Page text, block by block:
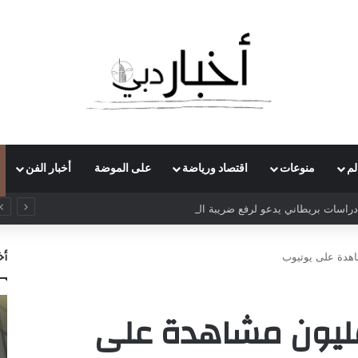
منوعات اقتصاد ورياضة على الموضة أخبار الفن
بريطاني يدعو لرفع ضريبة الدخل إلى 52%
على يوتيوب
مشاهدة على